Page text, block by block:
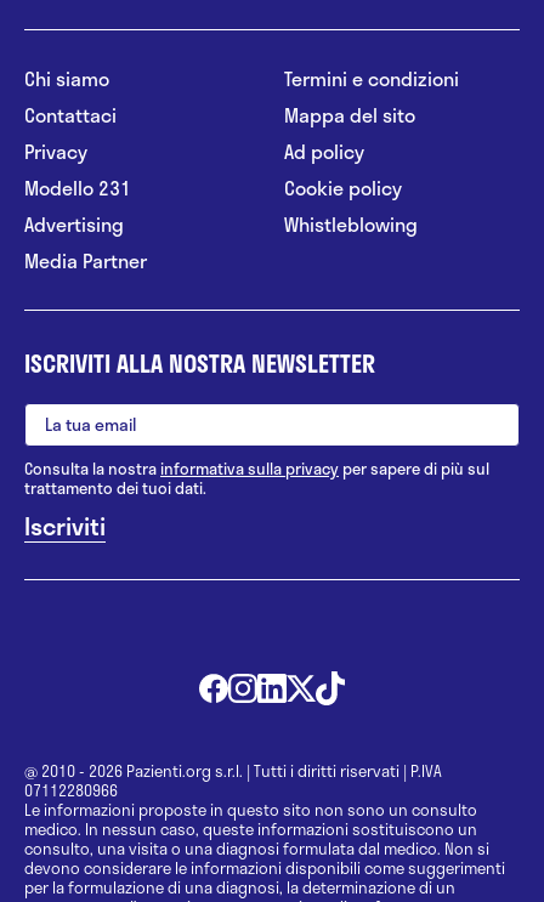
Chi siamo
Contattaci
Privacy
Modello 231
Advertising
Media Partner
Termini e condizioni
Mappa del sito
Ad policy
Cookie policy
Whistleblowing
ISCRIVITI ALLA NOSTRA NEWSLETTER
Consulta la nostrainformativa sulla privacy per sapere di più sul
trattamento dei tuoi dati.
@ 2010 - 2026 Pazienti.org s.r.l. | Tutti i diritti riservati | P.IVA
07112280966
Le informazioni proposte in questo sito non sono un consulto
medico. In nessun caso, queste informazioni sostituiscono un
consulto, una visita o una diagnosi formulata dal medico. Non si
devono considerare le informazioni disponibili come suggerimenti
per la formulazione di una diagnosi, la determinazione di un